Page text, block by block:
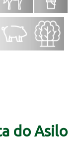
do Asilo